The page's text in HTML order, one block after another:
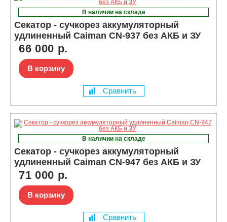
В наличии на складе
Секатор - сучкорез аккумуляторный
удлиненный Caiman CN-937 без АКБ и ЗУ
66 000 р.
В корзину
Сравнить
В наличии на складе
Секатор - сучкорез аккумуляторный
удлиненный Caiman CN-947 без АКБ и ЗУ
71 000 р.
В корзину
Сравнить